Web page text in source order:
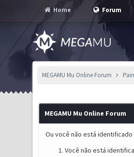
Home Forum
MEGAMU Mu Online Forum
MEGAMU Mu Online Forum
Ou você não está
Você não está